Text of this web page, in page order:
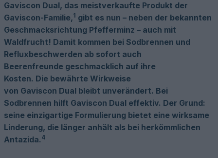
Gaviscon Dual, das meistverkaufte Produkt der
Gaviscon-Familie,1 gibt es nun – neben der bekannten
Geschmacksrichtung Pfefferminz – auch mit
Waldfrucht! Damit kommen bei Sodbrennen und
Refluxbeschwerden ab sofort auch
Beerenfreunde geschmacklich auf ihre
Kosten. Die bewährte Wirkweise
von Gaviscon Dual bleibt unverändert. Bei
Sodbrennen hilft Gaviscon Dual effektiv. Der Grund:
seine einzigartige Formulierung bietet eine wirksame
Linderung, die länger anhält als bei herkömmlichen
Antazida. 4